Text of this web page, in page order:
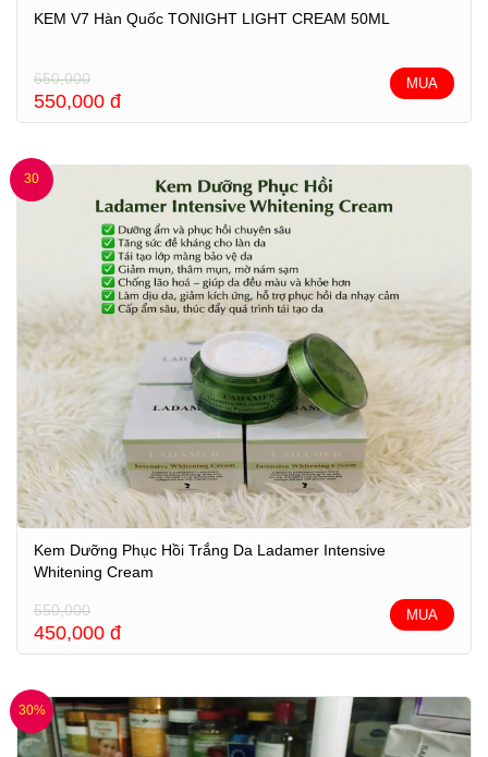
KEM V7 Hàn Quốc TONIGHT LIGHT CREAM 50ML
650,000
550,000 đ
MUA
30
Kem Dưỡng Phục Hồi Trắng Da Ladamer Intensive
Whitening Cream
550,000
450,000 đ
MUA
30%